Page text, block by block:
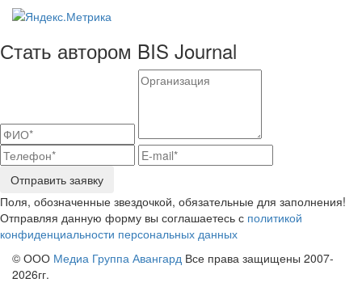
Стать автором BIS Journal
Отправить заявку
Поля, обозначенные звездочкой, обязательные для заполнения!
Отправляя данную форму вы соглашаетесь с политикой
конфиденциальности персональных данных
© ООО Медиа Группа Авангард Все права защищены 2007-
2026гг.